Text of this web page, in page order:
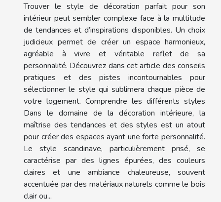
Trouver le style de décoration parfait pour son
intérieur peut sembler complexe face à la multitude
de tendances et d’inspirations disponibles. Un choix
judicieux permet de créer un espace harmonieux,
agréable à vivre et véritable reflet de sa
personnalité. Découvrez dans cet article des conseils
pratiques et des pistes incontournables pour
sélectionner le style qui sublimera chaque pièce de
votre logement. Comprendre les différents styles
Dans le domaine de la décoration intérieure, la
maîtrise des tendances et des styles est un atout
pour créer des espaces ayant une forte personnalité.
Le style scandinave, particulièrement prisé, se
caractérise par des lignes épurées, des couleurs
claires et une ambiance chaleureuse, souvent
accentuée par des matériaux naturels comme le bois
clair ou...